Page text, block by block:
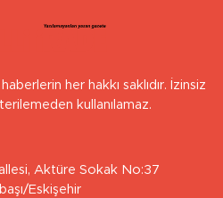
her hakkı saklıdır. İzinsiz
kullanılamaz.
Aktüre Sokak No:37
Eskişehir